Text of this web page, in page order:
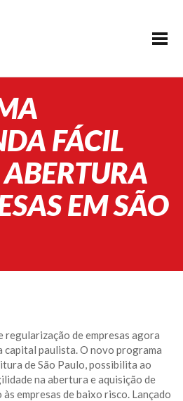
FÁCIL
EM SÃO
regularização de empresas agora
capital paulista. O novo programa
de São Paulo, possibilita ao
na abertura e aquisição de
empresas de baixo risco. Lançado